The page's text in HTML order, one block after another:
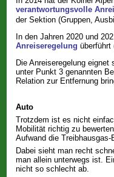
verantwortungsvolle
der Sektion (Gruppen,
In den Jahren 2020 und
Anreiseregelung überführt
Die Anreiseregelung
unter Punkt 3 genannten
Relation zur Entfernung
Auto
Trotzdem ist es nicht
Mobilität richtig zu
Aufwand die
Dabei sieht man recht
man allein unterwegs ist.
nicht so schlecht ab.